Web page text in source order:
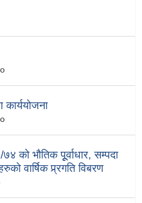
कार्ययोजना
को भौतिक पूूर्वाधार, सम्पदा
वार्षिक प्र्रगति विबरण